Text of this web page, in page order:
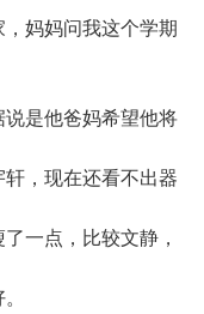
妈妈问我这个学期
是他爸妈希望他将
，现在还看不出器
一点，比较文静，